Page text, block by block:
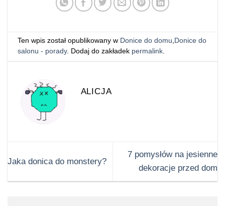
Ten wpis został opublikowany w Donice do domu, Donice do
salonu - porady. Dodaj do zakładek permalink.
ALICJA
Jaka donica do monstery?
7 pomysłów na jesienne
dekoracje przed dom